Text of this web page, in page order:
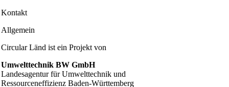
Kontakt
Allgemein
Circular Länd ist ein Projekt von
Umwelttechnik BW GmbH
Landesagentur für Umwelttechnik und
Ressourceneffizienz Baden-Württemberg